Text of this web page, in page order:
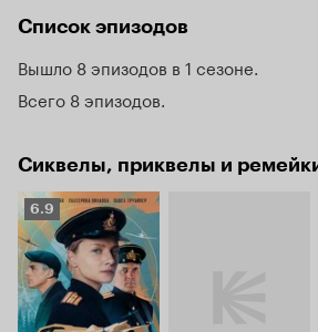
контрразведчиков по борьбе с
выйти на Кунца и уничтожить школу по
диверсантов-подводников.
Список эпизодов
Вышло 8 эпизодов в 1 сезоне
Всего 8 эпизодов
Сиквелы, приквелы и
Рейтинг
Кинопоиска
6.9
6.9